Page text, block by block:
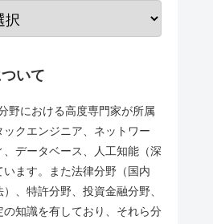
いて
野における高度専門家が所属
ックエンジニア、ネットワー
データベース、人工知能（深
います。また法律分野（国内
、特許分野、投資金融分野、
の知識を有しており、それら分